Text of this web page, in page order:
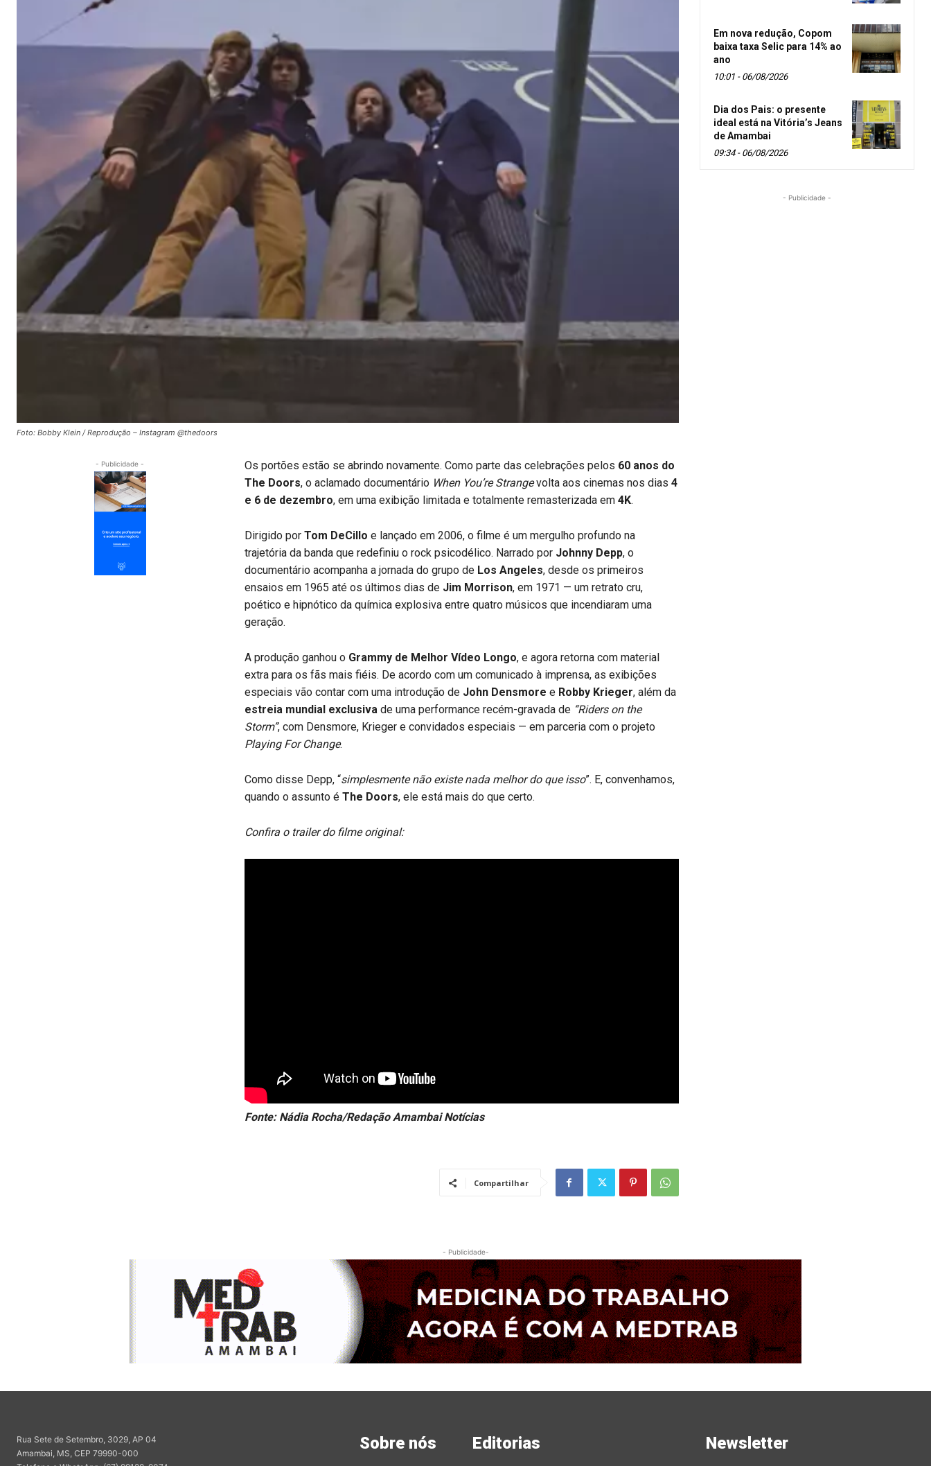
Foto: Bobby Klein / Reprodução – Instagram @thedoors
- Publicidade - Os portões estão se abrindo novamente. Como parte das celebrações pelos 60 anos do
The Doors, o aclamado documentário When You’re Strangevolta aos cinemas nos dias 4
e 6 de dezembro, em uma exibição limitada e totalmente remasterizada em 4K.
Dirigido por Tom DeCillo e lançado em 2006, o filme é um mergulho profundo na
trajetória da banda que redefiniu o rock psicodélico. Narrado por Johnny Depp, o
documentário acompanha a jornada do grupo de Los Angeles, desde os primeiros
ensaios em 1965 até os últimos dias de Jim Morrison, em 1971 — um retrato cru,
poético e hipnótico da química explosiva entre quatro músicos que incendiaram uma
geração.
A produção ganhou o Grammy de Melhor Vídeo Longo, e agora retorna com material
extra para os fãs mais fiéis. De acordo com um comunicado à imprensa, as exibições
especiais vão contar com uma introdução de John Densmore e Robby Krieger, além da
estreia mundial exclusivade uma performance recém-gravada de “Riders on the
Storm”, com Densmore, Krieger e convidados especiais — em parceria com o projeto
Playing For Change.
Como disse Depp, “simplesmente não existe nada melhor do que isso”. E, convenhamos,
quando o assunto é The Doors, ele está mais do que certo.
Confira o trailer do filme original:
Fonte: Nádia Rocha/Redação Amambai Notícias
Compartilhar
Em nova redução, Copom
baixa taxa Selic para 14% ao
ano
10:01 - 06/08/2026
Dia dos Pais: o presente
ideal está na Vitória’s Jeans
de Amambai
09:34 - 06/08/2026
- Publicidade -
- Publicidade-
Rua Sete de Setembro, 3029, AP 04
Amambai, MS, CEP 79990-000
Sobre nós Editorias Newsletter